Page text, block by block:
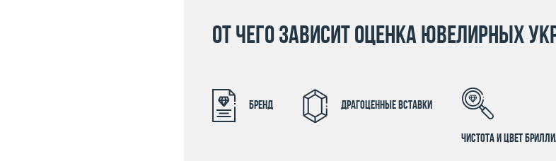
От чего зависит оценка ювелирных
Бренд Драгоценные вставки
Чистота и цвет